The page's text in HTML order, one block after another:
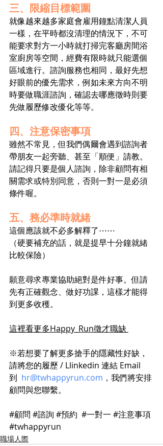
三、限縮目標範圍
就像越來越多家庭會雇用鐘點清潔人員
一樣，在平時都沒清理的情況下，不可
能要求對方一小時就打掃完客廳房間浴
室廚房等空間，經費有限時就只能選個
區域進行。諮詢服務也相同，最好先想
好眼前的優先需求，例如未來方向不明
時要做職涯諮詢，確認去哪應徵時則要
先做履歷修改優化等等。
四、注意保密事項
雖然不常見，但我們偶爾會遇到諮詢者
帶朋友一起旁聽、甚至「順便」請教。
請記得只要是個人諮詢，除非顧問有相
關需求或特別同意，否則一對一是必須
條件喔。
五、務必準時就緒
這個應該就不必多解釋了⋯⋯
（硬要補充的話，就是提早十分鐘就緒
比較保險）
願意尋求專業協助絕對是件好事。但請
先有正確觀念、做好功課，這樣才能得
到更多收穫。
這裡看更多Happy_Run徵才職缺
※若想要了解更多搶手的隱藏性好缺，
請將您的履歷 / Llinkedin 連結 Email
到 hr@twhappyrun.com ，我們將安排
顧問與您聯繫。
#顧問 #諮詢 #預約 #一對一 #注意事項
#twhappyrun
職場人際